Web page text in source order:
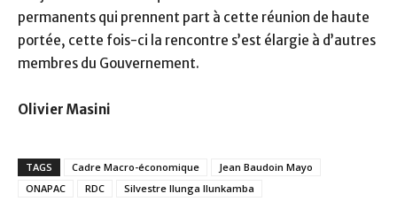
permanents qui prennent part à cette réunion de haute
portée, cette fois-ci la rencontre s’est élargie à d’autres
membres du Gouvernement.
Olivier Masini
TAGS Cadre Macro-économique
Jean Baudoin Mayo
ONAPAC
RDC Silvestre Ilunga Ilunkamba